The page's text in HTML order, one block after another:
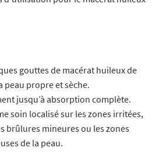
gouttes de macérat huileux de
peau propre et sèche.
jusqu’à absorption complète.
soin localisé sur les zones irritées,
brûlures mineures ou les zones
de la peau.